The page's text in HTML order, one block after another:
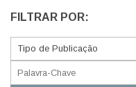
FILTRAR POR: